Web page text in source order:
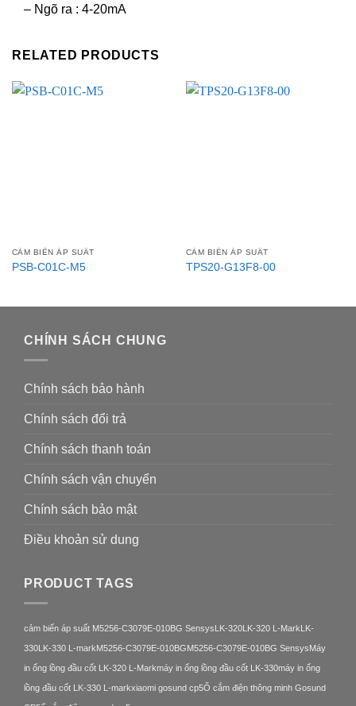
– Ngõ ra : 4-20mA
RELATED PRODUCTS
CẢM BIẾN ÁP SUẤT
PSB-C01C-M5
CẢM BIẾN ÁP SUẤT
TPS20-G13F8-00
CHÍNH SÁCH CHUNG
Chính sách bảo hành
Chính sách đổi trả
Chính sách thanh toán
Chính sách vận chuyển
Chính sách bảo mật
Điều khoản sử dung
PRODUCT TAGS
cảm biến áp suất M5256-C3079E-010BG SensysLK-320LK-320 L-MarkLK-
330LK-330 L-markM5256-C3079E-010BGM5256-C3079E-010BG SensysMáy
in ống lồng đầu cốt LK-320 L-Markmáy in ống lồng đầu cốt LK-330máy in ống
lồng đầu cốt LK-330 L-markxiaomi gosund cp5Ổ cắm điện thông minh Gosund